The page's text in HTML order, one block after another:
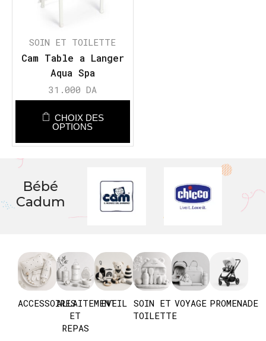
SOIN ET TOILETTE
Cam Table a Langer
Aqua Spa
31.000 DA
CHOIX DES
OPTIONS
Bébé
Cadum
ACCESSOIRESALLAITEMENT
ET
REPAS
EVEIL SOIN ET
TOILETTE
VOYAGE PROMENADE